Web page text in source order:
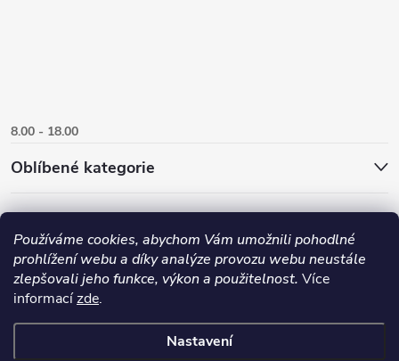
Používáme cookies, abychom Vám umožnili pohodlné
prohlížení webu a díky analýze provozu webu neustále
zlepšovali jeho funkce, výkon a použitelnost. Více
informacízde.
Nastavení
8.00 - 18.00
Oblíbené kategorie